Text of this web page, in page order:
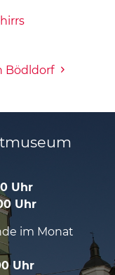
Bödldorf
Uhr
Uhr
im Monat
Uhr